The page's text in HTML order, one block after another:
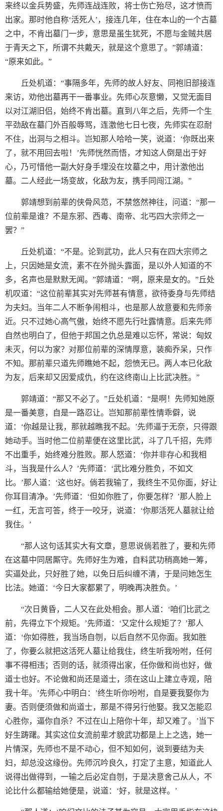
来终以金兵势盛，先师连战连败，将士伤亡殆尽，这才愤而
出家。那时他自称‘活死人’，接连几年，住在本山的一个古墓
之中，不肯出墓门一步，意思是虽生犹死，不愿与金贼共居
于青天之下，所谓不共戴天，就是这个意思了。”郭靖道：
“原来如此。”
丘处机道：“事隔多年，先师的故人好友、同袍旧部接连
来访，劝他出墓再干一番事业。先师心灰意懒，又觉无面目
以对江湖旧侣，始终不肯出墓。直到八年之后，先师一个生
平劲敌在墓门外百般辱骂，连激他七日七夜，先师实在忍耐
不住，出洞与之相斗。岂知那人哈哈一笑，说道：‘你既出来
了，就不用回去啦！’先师恍然而悟，才知这人倒是出于好
心，乃可惜他一副大好身手埋没在坟墓之中，用计激他出
墓。二人经此一场变故，化敌为友，携手同闯江湖。”
郭靖想到前辈的侠骨风范，不禁悠然神往，问道：“那一
位前辈是谁？不是东邪、西毒、南帝、北丐四大宗师之一
罢？”
丘处机道：“不是。论到武功，此人只有在四大宗师之
上，只因她是女流，素不在外抛头露面，是以外人知道的不
多，名声也是默默无闻。”郭靖道：“啊，原来是女的。”丘处
机叹道：“这位前辈其实对先师甚有情意，欲待委身与先师结
为夫妇。当年二人不断争闹相斗，也是那人故意要和先师亲
近。只不过她心高气傲，始终不愿先行吐露情意。后来先师
自然也明白了，但他于邦国之仇总是难以忘怀，常说：匈奴
未灭，何以为家？对那位前辈的深情厚意，装痴乔呆，只作
不知。那前辈只道先师瞧她不起，怨愤无已。两人本已化敌
为友，后来却又因爱成仇，约在这终南山上比武决胜。”
郭靖道：“那又不必了。”丘处机道：“是啊！先师知她原
是一番美意，自是一路忍让。岂知那前辈性情乖僻，说
道：‘你越是让我，那就越瞧我不起。’先师逼于无奈，只得跟
她动手。当时他二位前辈便在这里比武，斗了几千招，先师
不出重手，始终难分胜败。那人怒道：‘你并非存心和我相
斗，当我是什么人？’先师道：‘武比难分胜负，不如文
比。’那人道：‘这也好。倘若我输了，我终生不见你面，好让
你耳目清净。’先师道：‘但如你胜了，你要怎样？’那人脸上
一红，无言可答，终于一咬牙，说道：‘你那活死人墓就让给
我住。’
“那人这句话其实大有文章，意思说倘若胜了，要和先师
在这墓中同居厮守。先师好生为难，自料武功稍高她一筹，
实逼处此，只好胜了她，以免日后纠缠不清，于是问她怎生
比法。她道：‘今日大家都累了，明晚再决胜负。’
“次日黄昏，二人又在此处相会。那人道：‘咱们比武之
前，先得立下个规矩。’先师道：‘又定什么规矩了？’那人
道：‘你如得胜，我当场自刎，以后自然不见你面。我如胜
了，你要么就把这活死人墓让给我住，终生听我吩咐，任何
事不得相违；否则的话，就须得出家，任你做和尚也好，做
道士也好。不论做和尚还是道士，须在这山上建立寺观，陪
我十年。’先师心中明白：’终生听你吩咐，自是要我娶你为
妻。否则便须做和尚道士，那是不得另行他娶。我又怎能忍
心胜你，逼你自杀？不过在山上陪你十年，却又难了。’当下
好生踌躇。其实这位女流前辈才貌武功都是上上之选，她一
片情深，先师也不是不动心，但不知如何，说到要结为夫
妇，却总没这缘份。先师沉吟良久，打定了主意，知道此人
说得出做得到，一输之后必定自刎，于是决意舍己从人，不
论比什么都输给她便是，说道：‘好，就是这样。’